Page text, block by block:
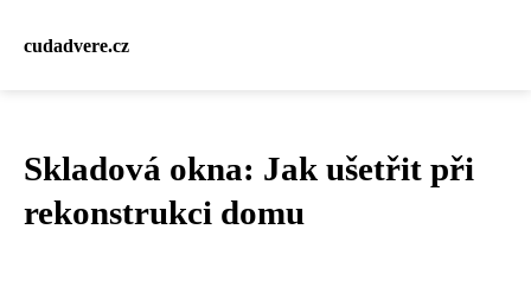
cudadvere.cz
Skladová okna: Jak ušetřit při
rekonstrukci domu